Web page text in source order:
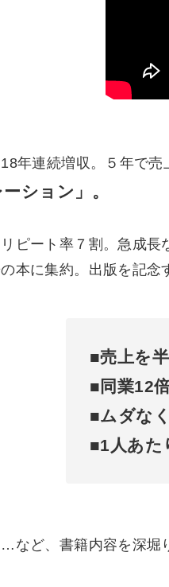
年連続増収。５年で売
ーション」。
ピート率７割。急成長
本に集約。出版を記念
■売上を
■同業12
■ムダな
■1人あた
など、書籍内容を深堀